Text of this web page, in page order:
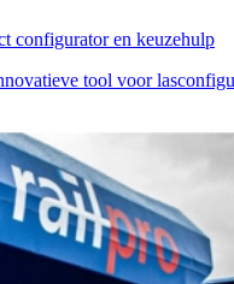
configurator en keuzehulp
tool voor